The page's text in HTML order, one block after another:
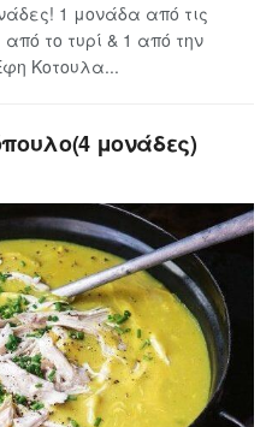
1 μονάδα από τις
το τυρί & 1 από την
Κοτουλα...
μονάδες)